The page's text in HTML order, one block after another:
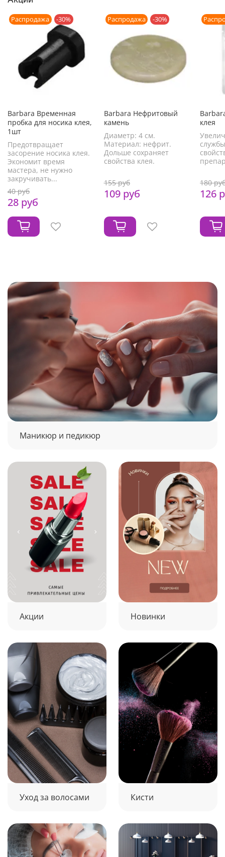
Распродажа -30%
Barbara Временная
пробка для носика клея,
1шт
Предотвращает
засорение носика клея.
Экономит время
мастера, не нужно
закручивать...
40 руб
28 руб
Распродажа -30%
Barbara Нефритовый
камень
Диаметр: 4 см.
Материал: нефрит.
Дольше сохраняет
свойства клея.
155 руб
109 руб
клея
180
126
Маникюр и педикюр
Акции Новинки
Уход за волосами Кисти